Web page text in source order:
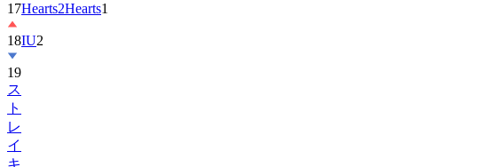
17Hearts2Hearts1
18IU2
19
ス
ト
レ
イ
キ